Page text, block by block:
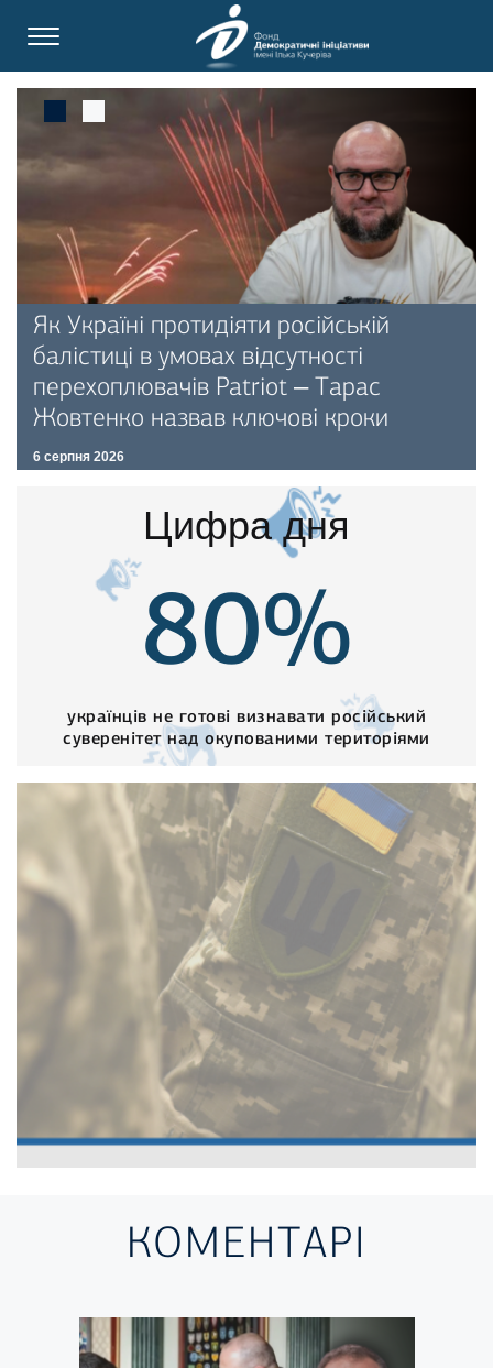
Як Україні протидіяти російській
балістиці в умовах відсутності
перехоплювачів Patriot – Тарас
Жовтенко назвав ключові кроки
6 серпня 2026
Цифра дня
80%
українців не готові визнавати російський
суверенітет над окупованими територіями
КОМЕНТАРІ